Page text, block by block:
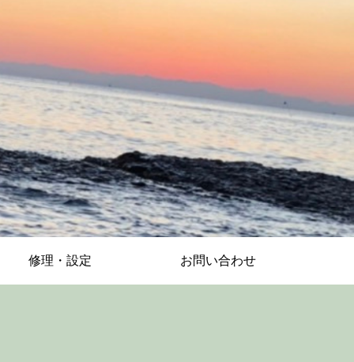
修理・設定 お問い合わせ